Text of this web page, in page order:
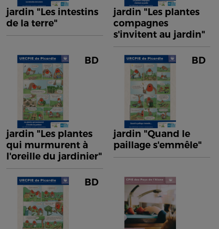
jardin "Les intestins
de la terre"
jardin "Les plantes
compagnes
s'invitent au jardin"
BD
jardin "Les plantes
qui murmurent à
l'oreille du jardinier"
BD
jardin "Quand le
paillage s'emmêle"
BD